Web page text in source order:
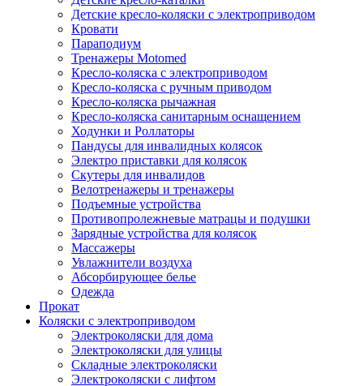
Детские кресло-коляски с электроприводом
Кровати
Параподиум
Тренажеры Motomed
Кресло-коляска с электроприводом
Кресло-коляска с ручным приводом
Кресло-коляска рычажная
Кресло-коляска санитарным оснащением
Ходунки и Роллаторы
Пандусы для инвалидных колясок
Электро приставки для колясок
Скутеры для инвалидов
Велотренажеры и тренажеры
Подъемные устройства
Противопролежневые матрацы и подушки
Зарядные устройства для колясок
Массажеры
Увлажнители воздуха
Абсорбирующее белье
Одежда
Прокат
Коляски с электроприводом
Электроколяски для дома
Электроколяски для улицы
Складные электроколяски
Электроколяски с лифтом